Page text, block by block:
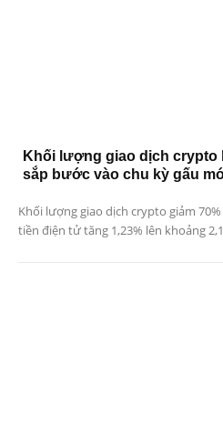
Khối lượng giao dịch crypto
sắp bước vào chu kỳ gấu
Khối lượng giao dịch crypto giảm
tiền điện tử tăng 1,23% lên khoảng